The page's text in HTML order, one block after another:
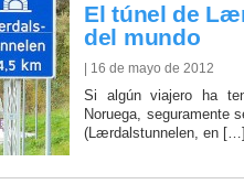
El túnel de
del mundo
| 16 de mayo de 2012
Si algún viajero ha
Noruega, seguramente
(Lærdalstunnelen, en […]